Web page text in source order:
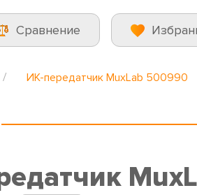
Сравнение
ИК-передатчик MuxLab 500990